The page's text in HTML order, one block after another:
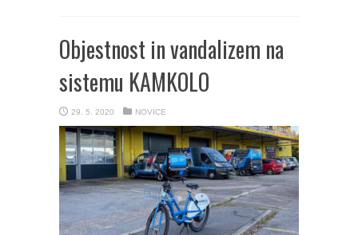
Objestnost in vandalizem na
sistemu KAMKOLO
29. 5. 2020 NOVICE